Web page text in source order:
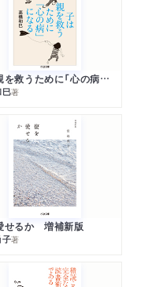
子は親を救うために「心の病」になる
著
せるか 増補新版
著